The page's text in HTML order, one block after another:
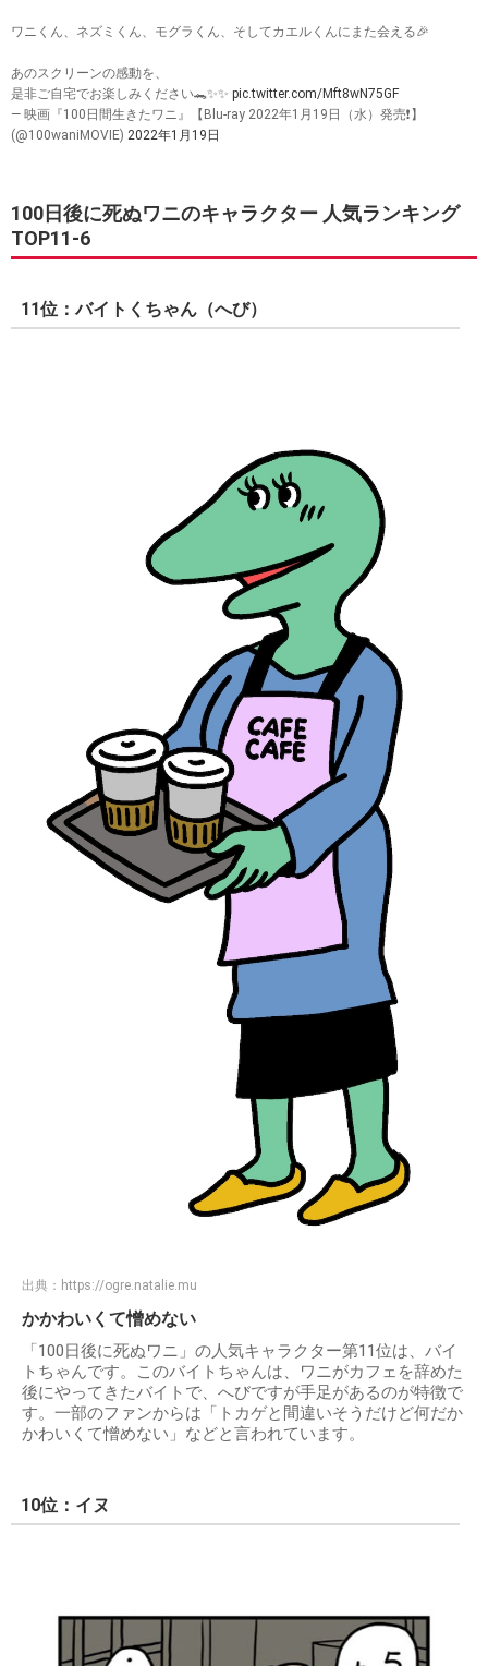
ワニくん、ネズミくん、モグラくん、そしてカエルくんにまた会える🎉
あのスクリーンの感動を、
是非ご自宅でお楽しみください🐊✨✨ pic.twitter.com/Mft8wN75GF
— 映画『100日間生きたワニ』【Blu-ray 2022年1月19日（水）発売❗️】
(@100waniMOVIE) 2022年1月19日
100日後に死ぬワニのキャラクター 人気ランキング
TOP11-6
11位：バイトくちゃん（へび）
出典： https://ogre.natalie.mu
かかわいくて憎めない
「100日後に死ぬワニ」の人気キャラクター第11位は、バイ
トちゃんです。このバイトちゃんは、ワニがカフェを辞めた
後にやってきたバイトで、へびですが手足があるのが特徴で
す。一部のファンからは「トカゲと間違いそうだけど何だか
かわいくて憎めない」などと言われています。
10位：イヌ